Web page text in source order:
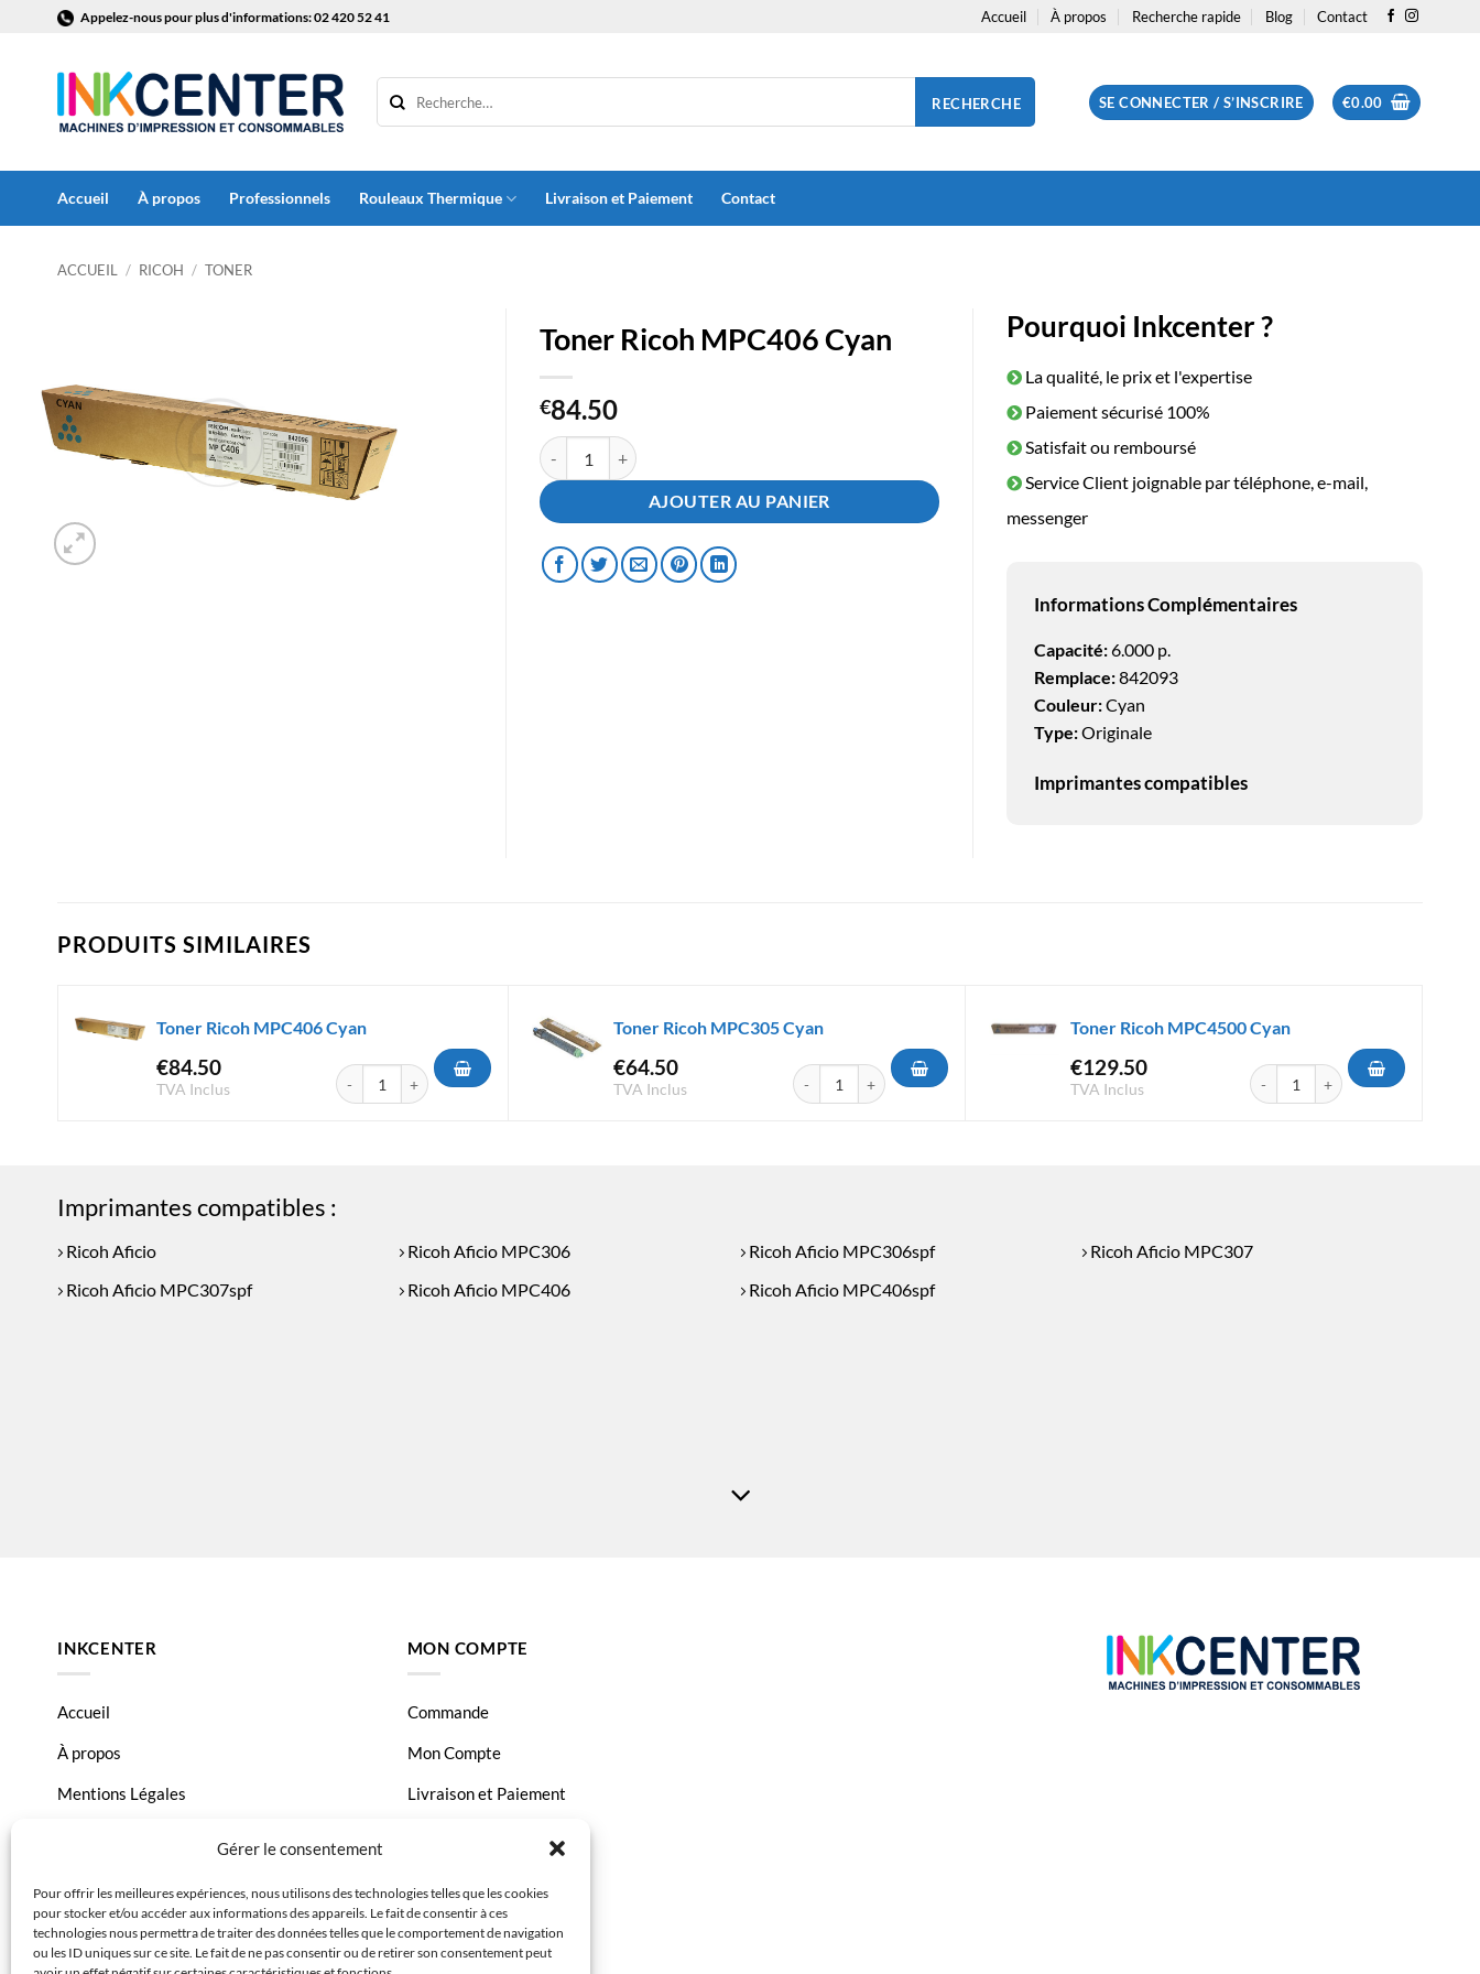
Gérer le consentement
Pour offrir les meilleures expériences, nous utilisons des technologies telles que les cookies
pour stocker et/ou accéder aux informations des appareils. Le fait de consentir à ces
technologies nous permettra de traiter des données telles que le comportement de navigation
ou les ID uniques sur ce site. Le fait de ne pas consentir ou de retirer son consentement peut
contenu
Appelez-nous pour plus d'informations: 02 420 52 41 Accueil À propos Recherche rapide Blog Contact
RECHERCHE SE CONNECTER / S’INSCRIRE €0.00
Accueil À propos Professionnels Rouleaux Thermique Livraison et Paiement Contact
ACCUEIL / RICOH / TONER
Toner Ricoh MPC406 Cyan
€84.50
quantité de Toner Ricoh MPC406 Cyan
AJOUTER AU PANIER
Pourquoi Inkcenter ?
La qualité, le prix et l'expertise
Paiement sécurisé 100%
Satisfait ou remboursé
Service Client joignable par téléphone, e-mail,
messenger
Informations Complémentaires
Capacité:6.000 p.
Remplace:842093
Couleur:Cyan
Type:Originale
Imprimantes compatibles
PRODUITS SIMILAIRES
Toner Ricoh MPC406 Cyan
€84.50
TVA Inclus
quantité de Toner Ricoh MPC406 Cyan
Toner Ricoh MPC305 Cyan
€64.50
TVA Inclus
quantité de Toner Ricoh MPC305 Cyan
Toner Ricoh MPC4500 Cyan
€129.50
TVA Inclus
quantité de Toner Ricoh MPC4500
Imprimantes compatibles :
Ricoh Aficio Ricoh Aficio MPC306 Ricoh Aficio MPC306spf
Ricoh Aficio MPC307
Ricoh Aficio MPC307spf
Ricoh Aficio MPC406 Ricoh Aficio MPC406spf
INKCENTER
Accueil
À propos
Mentions Légales
Politique de confidentialité
MON COMPTE
Commande
Mon Compte
Livraison et Paiement